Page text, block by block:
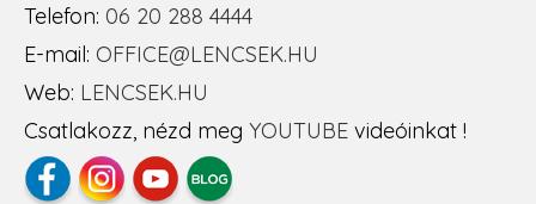
Telefon: 06 20 288 4444
E-mail: OFFICE@LENCSEK.HU
Web: LENCSEK.HU
Csatlakozz, nézd meg YOUTUBE videóinkat !